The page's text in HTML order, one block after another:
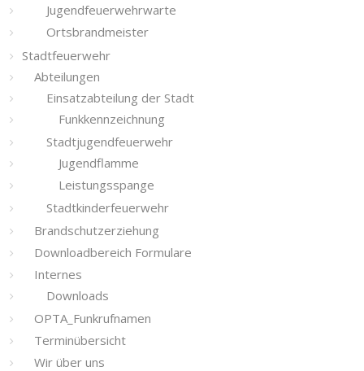
Jugendfeuerwehrwarte
Ortsbrandmeister
Stadtfeuerwehr
Abteilungen
Einsatzabteilung der Stadt
Funkkennzeichnung
Stadtjugendfeuerwehr
Jugendflamme
Leistungsspange
Stadtkinderfeuerwehr
Brandschutzerziehung
Downloadbereich Formulare
Internes
Downloads
OPTA_Funkrufnamen
Terminübersicht
Wir über uns